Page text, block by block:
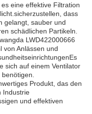
eine effektive Filtration
dass
gelangt, sauber und
schädlichen Partikeln.
LWD422000666
von Anlässen und
sich auf einem Ventilator
Produkt, das den
Industrie
und effektiven